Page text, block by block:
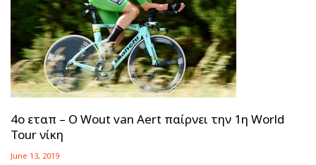
4ο εταπ – Ο Wout van Aert παίρνει την 1η World
Tour νίκη
June 13, 2019